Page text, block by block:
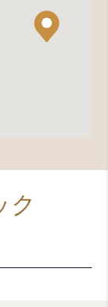
ク